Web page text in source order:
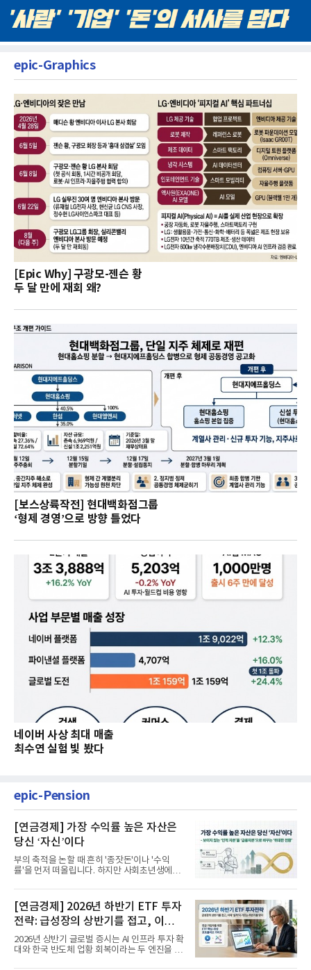
epic-Graphics
[Epic Why] 구광모-젠슨 황
두 달 만에 재회 왜?
[보스상륙작전] 현대백화점그룹
‘형제 경영’으로 방향 틀었다
네이버 사상 최대 매출
최수연 실험 빛 봤다
epic-Pension
[연금경제] 가장 수익률 높은 자산은
당신 ‘자신’이다
부의 축적을 논할 때 흔히 '종잣돈'이나 '수익
률'을 먼저 떠올립니다. 하지만 사회초년생에게
[연금경제] 2026년 하반기 ETF 투자
전략: 급성장의 상반기를 접고, 이제
'실적'이 가르는 하반기를 맞다
2026년 상반기 글로벌 증시는 AI 인프라 투자 확
대와 한국 반도체 업황 회복이라는 두 엔진을 달